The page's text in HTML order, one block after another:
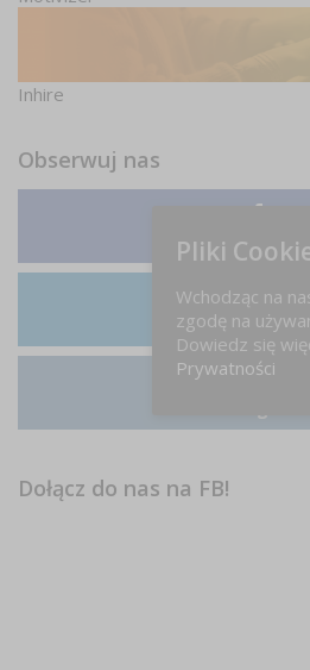
Inhire
Obserwuj nas
Facebook
LinkedIn
Dołącz do nas na FB!
Pliki
Wchodząc na
zgodę na
Dowiedz się
Prywatności